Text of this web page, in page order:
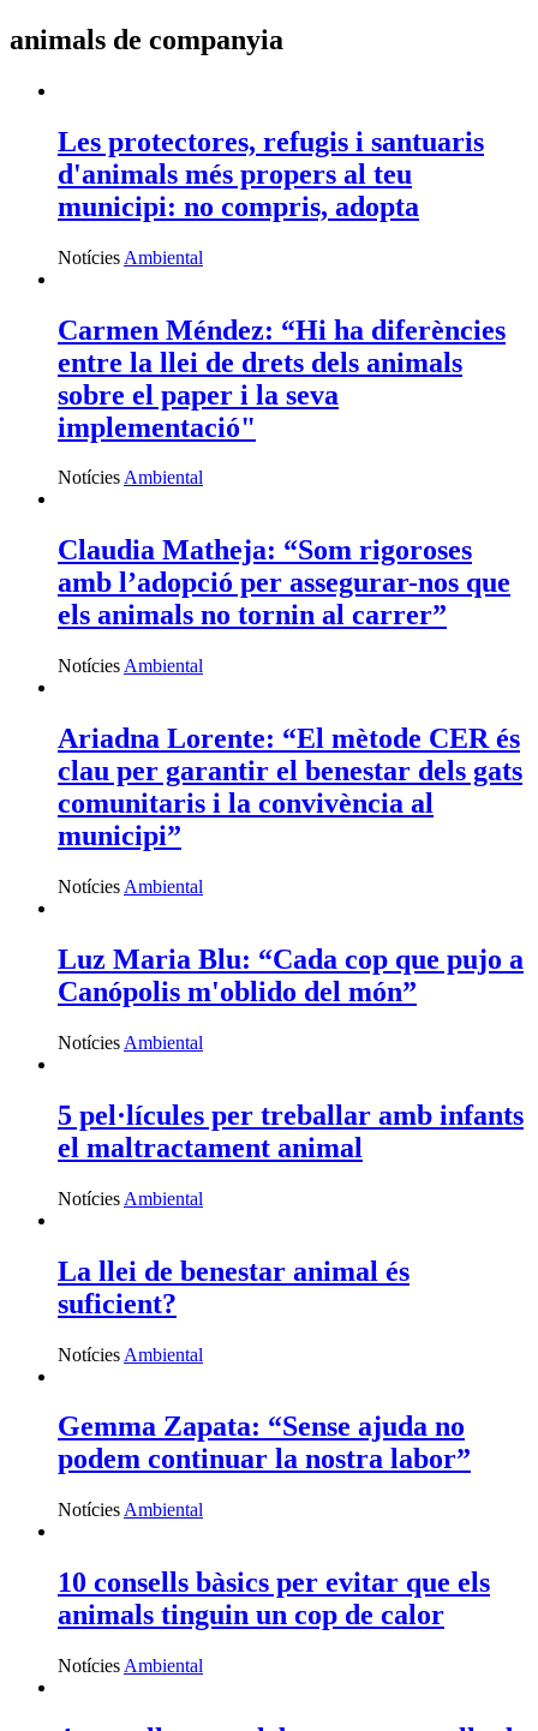
animals de companyia
Les protectores, refugis i santuaris
d'animals més propers al teu
municipi: no compris, adopta
Notícies Ambiental
Carmen Méndez: “Hi ha diferències
entre la llei de drets dels animals
sobre el paper i la seva
implementació"
NotíciesAmbiental
Claudia Matheja: “Som rigoroses
amb l’adopció per assegurar-nos que
els animals no tornin al carrer”
Notícies Ambiental
Ariadna Lorente: “El mètode CER és
clau per garantir el benestar dels gats
comunitaris i la convivència al
municipi”
Notícies Ambiental
Luz Maria Blu: “Cada cop que pujo a
Canópolis m'oblido del món”
Notícies Ambiental
5 pel·lícules per treballar amb infants
el maltractament animal
Notícies Ambiental
La llei de benestar animal és
suficient?
Notícies Ambiental
Gemma Zapata: “Sense ajuda no
podem continuar la nostra labor”
Notícies Ambiental
10 consells bàsics per evitar que els
animals tinguin un cop de calor
Notícies Ambiental